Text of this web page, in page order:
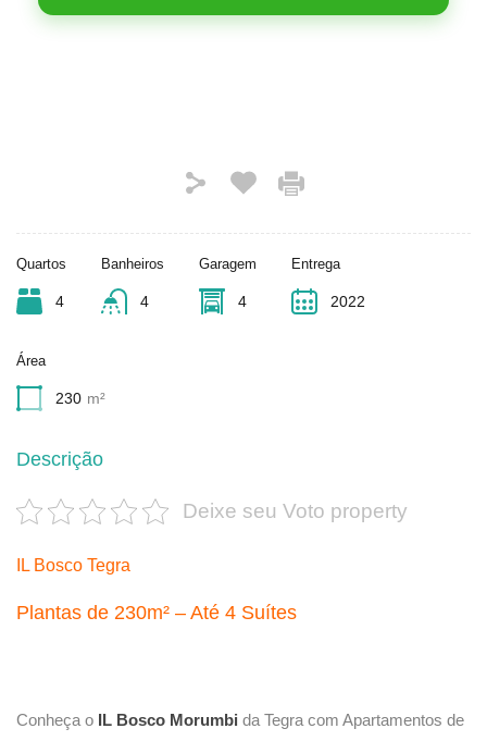
Quartos
4
Banheiros
4
Garagem
4
Entrega
2022
Área
230 m²
Descrição
Deixe seu Voto property
IL Bosco Tegra
Plantas de 230m² – Até 4 Suítes
Conheça o IL Bosco Morumbi da Tegra com Apartamentos de